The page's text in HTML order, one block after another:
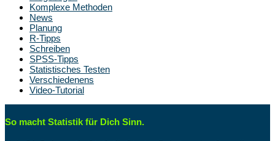
Komplexe Methoden
News
Planung
R-Tipps
Schreiben
SPSS-Tipps
Statistisches Testen
Verschiedenens
Video-Tutorial
So macht Statistik für Dich Sinn.